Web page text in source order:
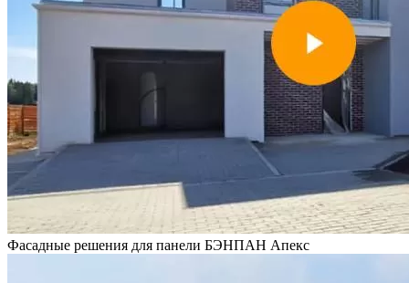
Фасадные решения для панели БЭНПАН Апекс